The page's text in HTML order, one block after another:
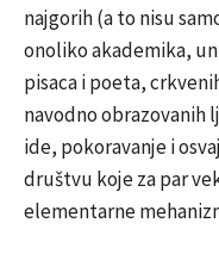
najgorih (a to nisu
onoliko akademika,
pisaca i poeta,
navodno obrazovanih
ide, pokoravanje i
društvu koje za par
elementarne